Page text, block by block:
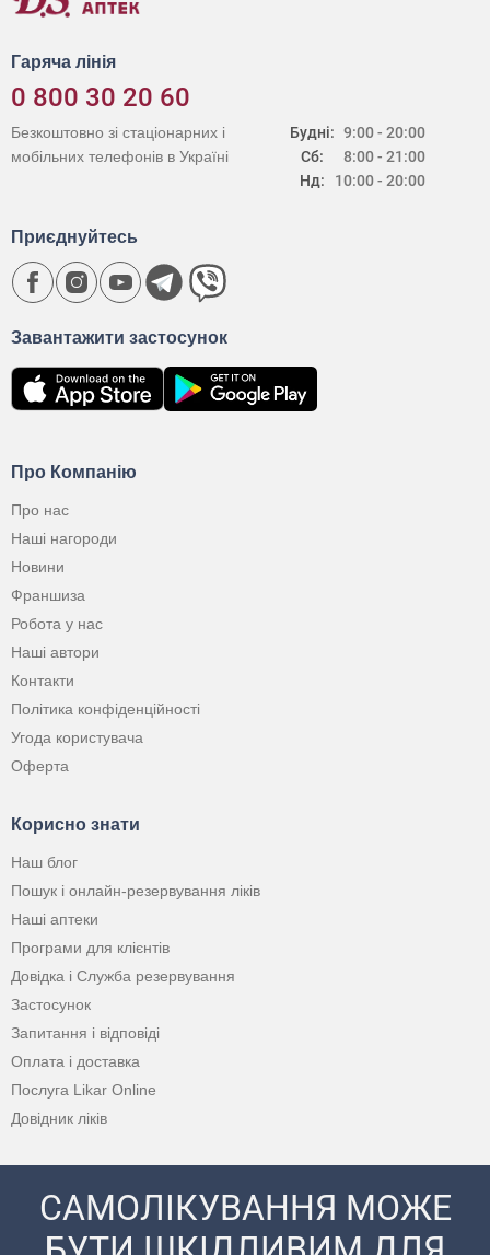
Гаряча лінія
0 800 30 20 60
Будні:
Сб:
Нд:
9:00 - 20:00
8:00 - 21:00
10:00 - 20:00
Безкоштовно зі стаціонарних і
мобільних телефонів в Україні
Про Компанію
Про нас
Наші нагороди
Новини
Франшиза
Робота у нас
Наші автори
Контакти
Політика конфіденційності
Угода користувача
Оферта
Корисно знати
Наш блог
Пошук і онлайн-резервування ліків
Наші аптеки
Програми для клієнтів
Довідка і Служба резервування
Застосунок
Запитання і відповіді
Оплата і доставка
Послуга Likar Online
Довідник ліків
Завантажити застосунок
Приєднуйтесь
САМОЛІКУВАННЯ МОЖЕ